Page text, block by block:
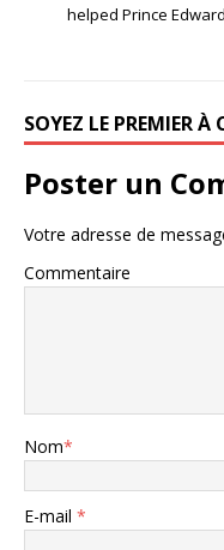
helped Prince
SOYEZ LE PREMIER
Poster un
Votre adresse de
Commentaire
Nom*
E-mail *